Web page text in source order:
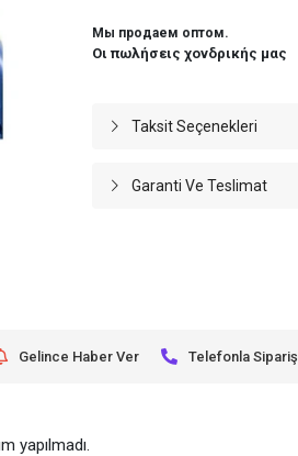
Мы продаем оптом.
Οι πωλήσεις χονδρικής μας
Taksit Seçenekleri
Garanti Ve Teslimat
Gelince Haber Ver Telefonla Sipariş
yapılmadı.